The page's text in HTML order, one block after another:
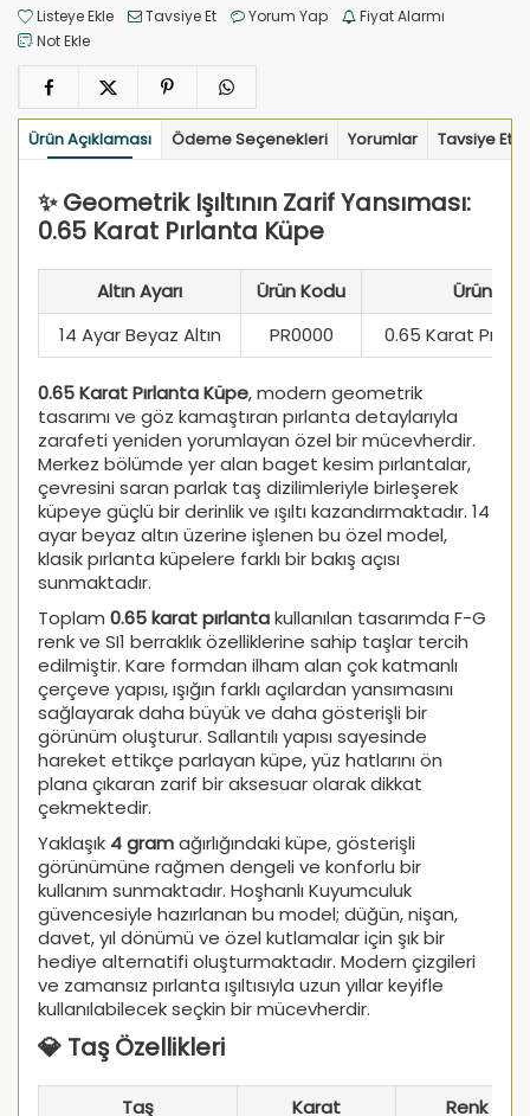
Listeye Ekle Tavsiye Et Yorum Yap
Fiyat Alarmı
Not Ekle
Ürün Açıklaması Ödeme Seçenekleri Yorumlar Tavsiye Et
✨ Geometrik Işıltının Zarif Yansıması:
0.65 Karat Pırlanta Küpe
Altın Ayarı Ürün Kodu
Ürün Tipi
14 Ayar Beyaz Altın
PR0000 0.65 Karat
0.65 Karat Pırlanta Küpe, modern geometrik
tasarımı ve göz kamaştıran pırlanta detaylarıyla
zarafeti yeniden yorumlayan özel bir mücevherdir.
Merkez bölümde yer alan baget kesim pırlantalar,
çevresini saran parlak taş dizilimleriyle birleşerek
küpeye güçlü bir derinlik ve ışıltı kazandırmaktadır. 14
ayar beyaz altın üzerine işlenen bu özel model,
klasik pırlanta küpelere farklı bir bakış açısı
sunmaktadır.
Toplam 0.65 karat pırlantakullanılan tasarımda F-G
renk ve SI1 berraklık özelliklerine sahip taşlar tercih
edilmiştir. Kare formdan ilham alan çok katmanlı
çerçeve yapısı, ışığın farklı açılardan yansımasını
sağlayarak daha büyük ve daha gösterişli bir
görünüm oluşturur. Sallantılı yapısı sayesinde
hareket ettikçe parlayan küpe, yüz hatlarını ön
plana çıkaran zarif bir aksesuar olarak dikkat
çekmektedir.
Yaklaşık 4 gramağırlığındaki küpe, gösterişli
görünümüne rağmen dengeli ve konforlu bir
kullanım sunmaktadır. Hoşhanlı Kuyumculuk
güvencesiyle hazırlanan bu model; düğün, nişan,
davet, yıl dönümü ve özel kutlamalar için şık bir
hediye alternatifi oluşturmaktadır. Modern çizgileri
ve zamansız pırlanta ışıltısıyla uzun yıllar keyifle
kullanılabilecek seçkin bir mücevherdir.
💎 Taş Özellikleri
Taş Karat Renk